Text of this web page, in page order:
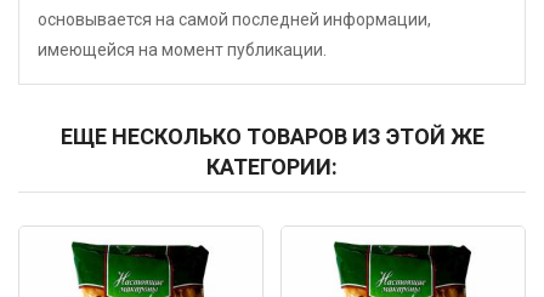
основывается на самой последней информации,
имеющейся на момент публикации.
ЕЩЕ НЕСКОЛЬКО ТОВАРОВ ИЗ ЭТОЙ ЖЕ
КАТЕГОРИИ:
Код: 5821 Код: 4176